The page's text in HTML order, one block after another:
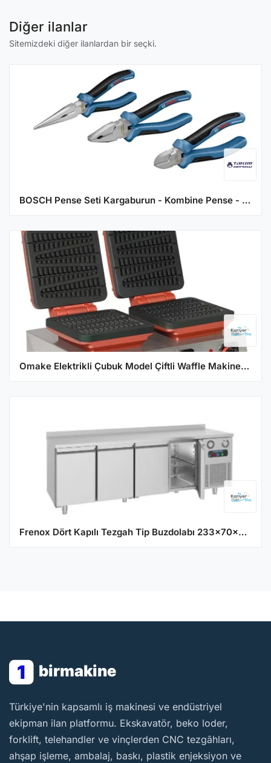
Diğer ilanlar
Sitemizdeki diğer ilanlardan bir seçki.
BOSCH Pense Seti Kargaburun - Kombine Pense - Yan Keski 3 Parça Professional
Omake Elektrikli Çubuk Model Çiftli Waffle Makinesi Zamanlayıcılı WFL21.E22.1101.Z50
Frenox Dört Kapılı Tezgah Tip Buzdolabı 233x70x85 cm 304 Kalite CGN4-R290
1 birmakine
BirMakine
Türkiye'nin kapsamlı iş makinesi ve endüstriyel
ekipman ilan platformu. Ekskavatör, beko loder,
forklift, telehandler ve vinçlerden CNC tezgâhları,
ahşap işleme, ambalaj, baskı, plastik enjeksiyon ve